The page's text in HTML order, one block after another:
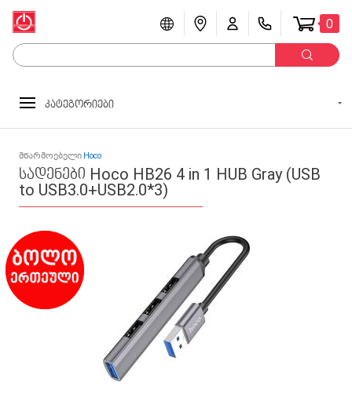
0
კატეგორიები
მწარმოებელი Hoco
სადენები Hoco HB26 4 in 1 HUB Gray (USB
to USB3.0+USB2.0*3)